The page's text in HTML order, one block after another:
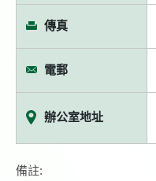
傳真
電郵
辦公室地址
備註: